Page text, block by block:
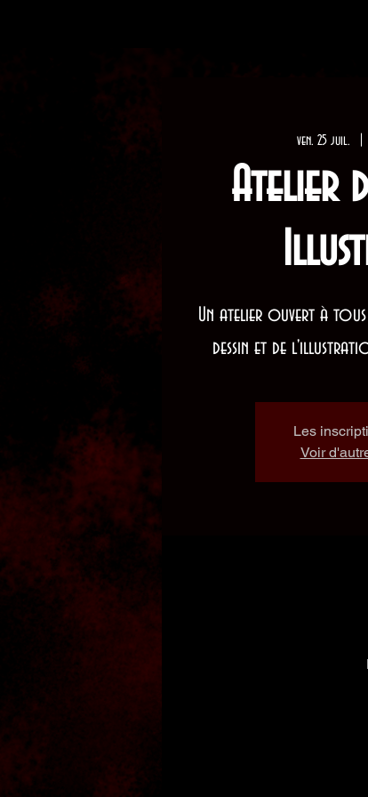
ven. 25 juil.
Atelier
Un atelier ouvert à tous
dessin et de
Les
Voir